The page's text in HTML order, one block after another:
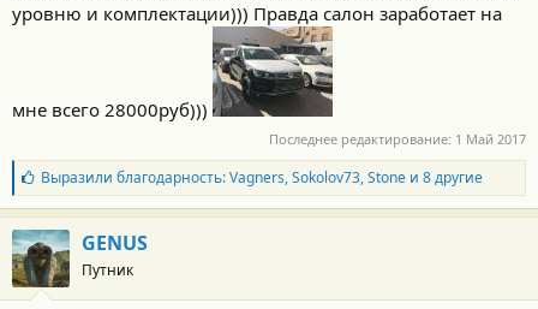
уровню и комплектации))) Правда салон заработает на
мне всего 28000руб)))
Последнее редактирование: 1 Май 2017
Б
л
а
г
о
д
а
Выразили благодарность:Vagners,Sokolov73,Stoneи 8 другие
GENUS
Путник